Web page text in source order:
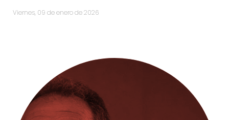
viernes, 09 de enero de 2026